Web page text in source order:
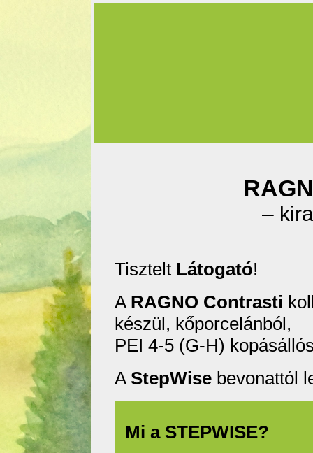
–
Tisztelt Látogató!
A RAGNO Contrasti
készül, kőporcelánból,
PEI 4-5 (G-H)
A StepWise bevonattól
Mi a STEPWISE?